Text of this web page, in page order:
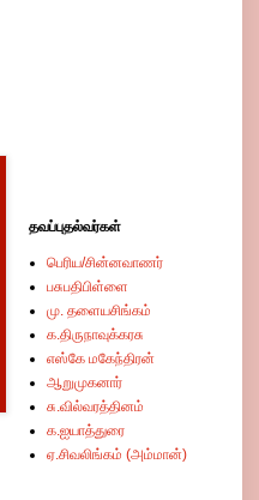
தவப்புதல்வர்கள்
பெரிய/சின்னவாணர்
பசுபதிபிள்ளை
மு. தளையசிங்கம்
க.திருநாவுக்கரசு
எஸ்கே மகேந்திரன்
ஆறுமுகனார்
சு.வில்வரத்தினம்
க.ஐயாத்துரை
ஏ.சிவலிங்கம் (அம்மான்)